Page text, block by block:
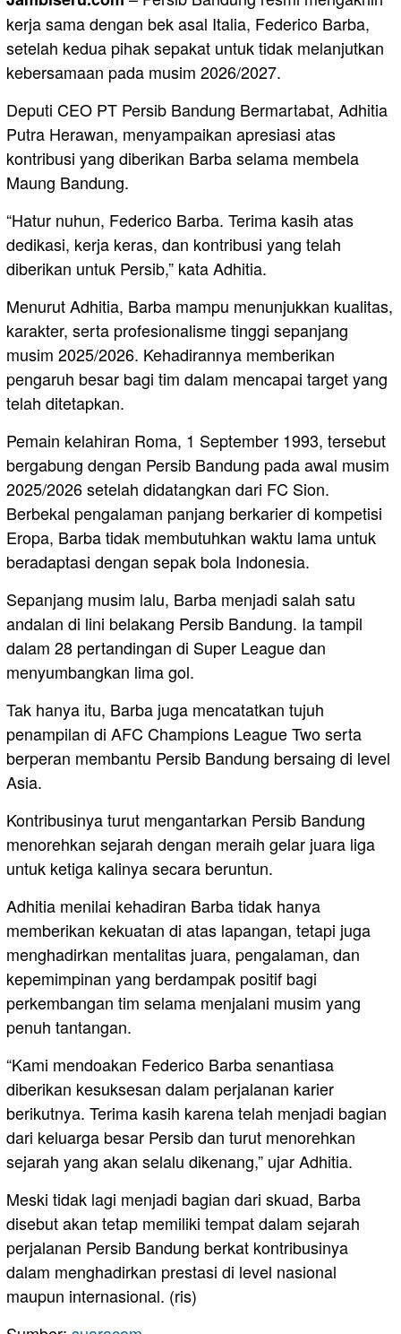
kerja sama dengan bek asal Italia, Federico Barba,
setelah kedua pihak sepakat untuk tidak melanjutkan
kebersamaan pada musim 2026/2027.
Deputi CEO PT Persib Bandung Bermartabat, Adhitia
Putra Herawan, menyampaikan apresiasi atas
kontribusi yang diberikan Barba selama membela
Maung Bandung.
“Hatur nuhun, Federico Barba. Terima kasih atas
dedikasi, kerja keras, dan kontribusi yang telah
diberikan untuk Persib,” kata Adhitia.
Menurut Adhitia, Barba mampu menunjukkan kualitas,
karakter, serta profesionalisme tinggi sepanjang
musim 2025/2026. Kehadirannya memberikan
pengaruh besar bagi tim dalam mencapai target yang
telah ditetapkan.
Pemain kelahiran Roma, 1 September 1993, tersebut
bergabung dengan Persib Bandung pada awal musim
2025/2026 setelah didatangkan dari FC Sion.
Berbekal pengalaman panjang berkarier di kompetisi
Eropa, Barba tidak membutuhkan waktu lama untuk
beradaptasi dengan sepak bola Indonesia.
Sepanjang musim lalu, Barba menjadi salah satu
andalan di lini belakang Persib Bandung. Ia tampil
dalam 28 pertandingan di Super League dan
menyumbangkan lima gol.
Tak hanya itu, Barba juga mencatatkan tujuh
penampilan di AFC Champions League Two serta
berperan membantu Persib Bandung bersaing di level
Asia.
Kontribusinya turut mengantarkan Persib Bandung
menorehkan sejarah dengan meraih gelar juara liga
untuk ketiga kalinya secara beruntun.
Adhitia menilai kehadiran Barba tidak hanya
memberikan kekuatan di atas lapangan, tetapi juga
menghadirkan mentalitas juara, pengalaman, dan
kepemimpinan yang berdampak positif bagi
perkembangan tim selama menjalani musim yang
penuh tantangan.
“Kami mendoakan Federico Barba senantiasa
diberikan kesuksesan dalam perjalanan karier
berikutnya. Terima kasih karena telah menjadi bagian
dari keluarga besar Persib dan turut menorehkan
sejarah yang akan selalu dikenang,” ujar Adhitia.
Meski tidak lagi menjadi bagian dari skuad, Barba
disebut akan tetap memiliki tempat dalam sejarah
perjalanan Persib Bandung berkat kontribusinya
dalam menghadirkan prestasi di level nasional
maupun internasional. (ris)